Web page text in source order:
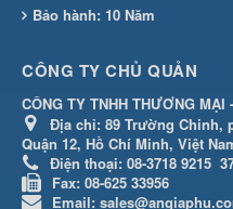
Bảo hành: 10 Năm
CÔNG TY CHỦ QUẢN
CÔNG TY TNHH THƯƠNG MẠI
Địa chỉ: 89 Trường Chinh,
Quận 12, Hồ Chí Minh, Việt
Điện thoại: 08-3718 9215
Fax: 08-625 33956
Email: